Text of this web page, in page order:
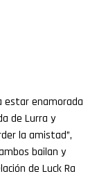
estar enamorada
de Lurra y
la amistad”,
bailan y
de Luck Ra